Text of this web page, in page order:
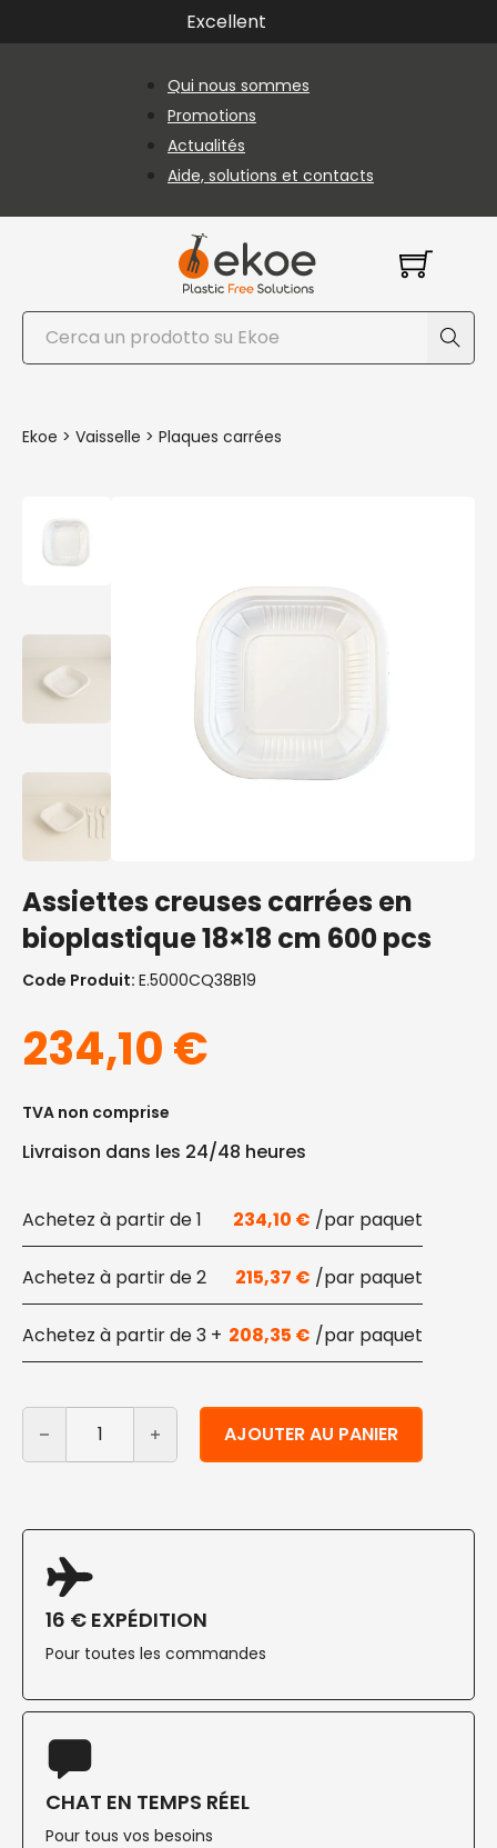
Passer au contenu principal
Passer au pied de page
Excellent
Qui nous sommes
Promotions
Actualités
Aide, solutions et contacts
Rechercher
Ekoe > Vaisselle > Plaques carrées
Assiettes creuses carrées en
bioplastique 18×18 cm 600 pcs
Code Produit: E.5000CQ38B19
234,10€
TVA non comprise
Livraison dans les 24/48 heures
1 234,10 €
2 215,37 €
3 + 208,35 €
quantité de Assiettes creuses carrées en bioplastique
AJOUTER AU PANIER
Alternative:
16 € EXPÉDITION
Pour toutes les commandes
CHAT EN TEMPS RÉEL
Pour tous vos besoins